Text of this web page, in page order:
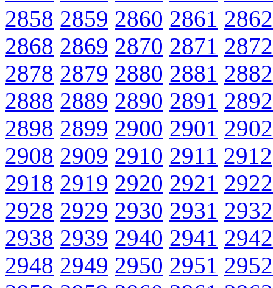
2858 2859 2860 2861 2862
2868 2869 2870 2871 2872
2878 2879 2880 2881 2882
2888 2889 2890 2891 2892
2898 2899 2900 2901 2902
2908 2909 2910 2911 2912
2918 2919 2920 2921 2922
2928 2929 2930 2931 2932
2938 2939 2940 2941 2942
2948 2949 2950 2951 2952